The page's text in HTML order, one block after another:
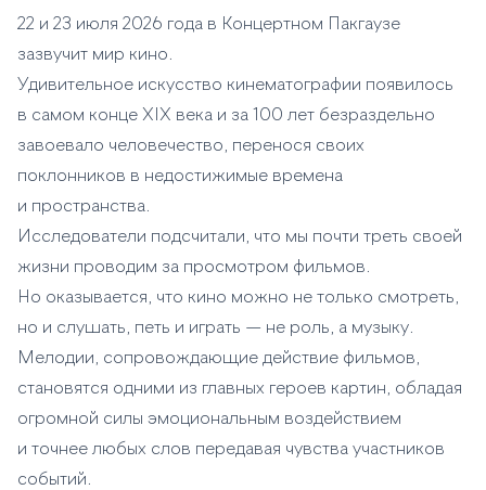
22 и 23 июля 2026 года в Концертном Пакгаузе
зазвучит мир кино.
Удивительное искусство кинематографии появилось
в самом конце XIX века и за 100 лет безраздельно
завоевало человечество, перенося своих
поклонников в недостижимые времена
и пространства.
Исследователи подсчитали, что мы почти треть своей
жизни проводим за просмотром фильмов.
Но оказывается, что кино можно не только смотреть,
но и слушать, петь и играть — не роль, а музыку.
Мелодии, сопровождающие действие фильмов,
становятся одними из главных героев картин, обладая
огромной силы эмоциональным воздействием
и точнее любых слов передавая чувства участников
событий.